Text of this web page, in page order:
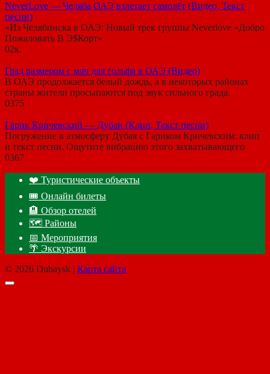
NeverLove — Челяба ОАЭ взлетает самолёт (Видео, Текст
песни)
«Из Челябинска в ОАЭ: Новый трек группы Neverlove «Добро
Пожаловать В Э$Корт»
02к.
Град размером с мяч для гольфа в ОАЭ (Видео)
В ОАЭ продолжается белый дождь, а в некоторых районах
страны жители просыпаются под звук сильного града.
0375
Гарик Кричевский — Дубаи (Клип, Текст песни)
Погружение в атмосферу Дубая с Гариком Кричевским: клип
и текст песни. Ощутите вибрацию этого захватывающего
0367
❤️ Туристические объекты
🎟️ Онлайн билеты
🏨 Обзор отелей
🗺 Районы
📅 Мероприятия
🌴 Экскурсии
© 2026 Dubaysk | Карта сайта